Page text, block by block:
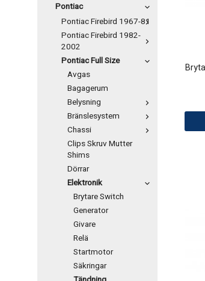
Pontiac
Pontiac Firebird 1967-81
Pontiac Firebird 1982-
2002
Pontiac Full Size
Avgas
Bagagerum
Belysning
Bränslesystem
Chassi
Clips Skruv Mutter
Shims
Dörrar
Elektronik
Brytare Switch
Generator
Givare
Relä
Startmotor
Säkringar